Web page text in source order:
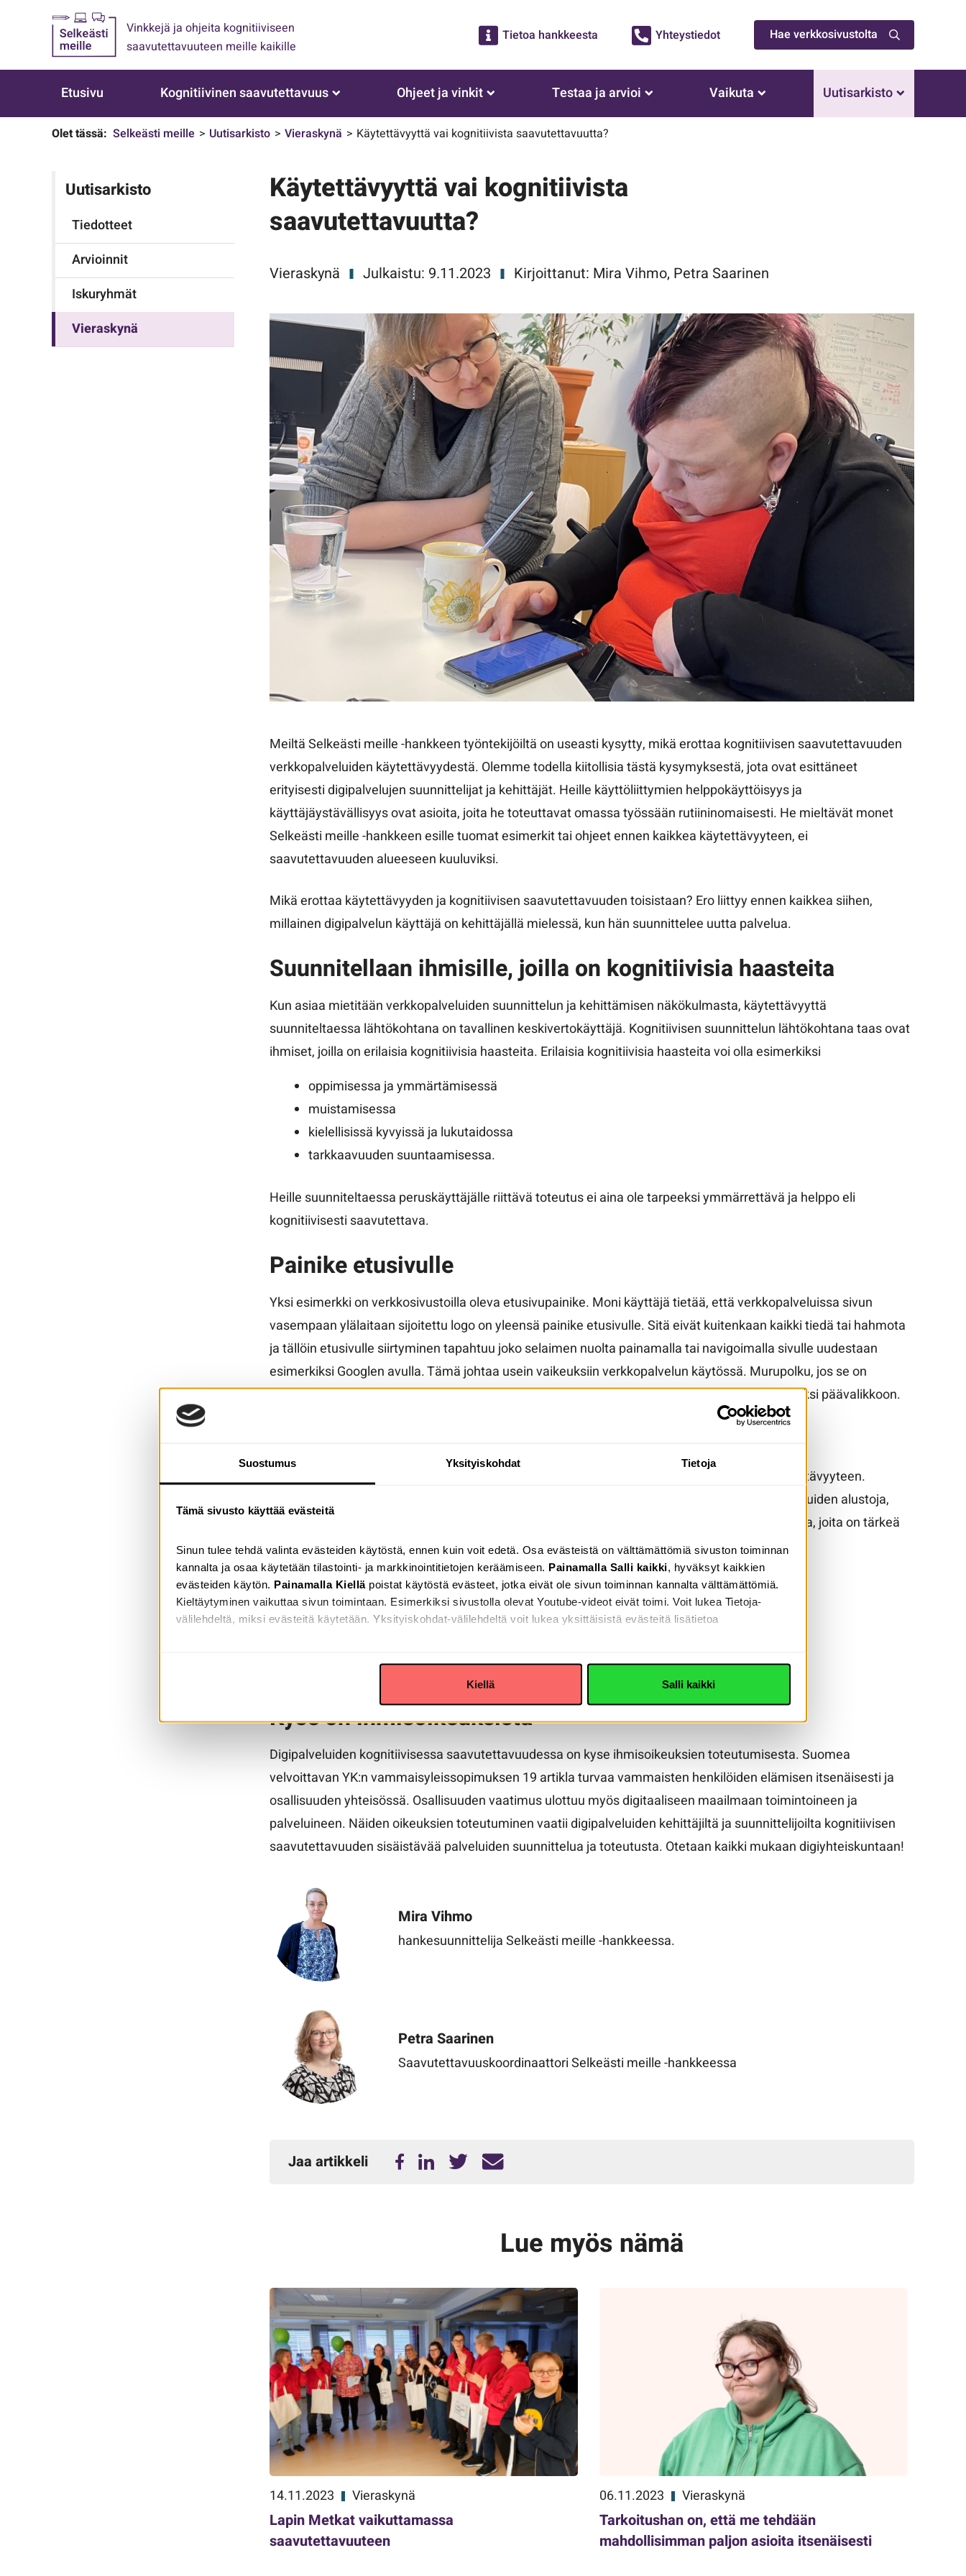
Suostumus Yksityiskohdat Tietoja
Tämä sivusto käyttää evästeitä
Sinun tulee tehdä valinta evästeiden käytöstä, ennen kuin voit edetä. Osa evästeistä on välttämättömiä sivuston toiminnan
kannalta ja osaa käytetään tilastointi- ja markkinointitietojen keräämiseen. Painamalla Salli kaikki, hyväksyt kaikkien
evästeiden käytön. Painamalla Kielläpoistat käytöstä evästeet, jotka eivät ole sivun toiminnan kannalta välttämättömiä.
Kieltäytyminen vaikuttaa sivun toimintaan. Esimerkiksi sivustolla olevat Youtube-videot eivät toimi. Voit lukea Tietoja-
välilehdeltä, miksi evästeitä käytetään. Yksityiskohdat-välilehdeltä voit lukea yksittäisistä evästeitä lisätietoa
Kiellä Salli kaikki
Vinkkejä ja ohjeita kognitiiviseen
saavutettavuuteen meille kaikille
Tietoa hankkeesta Yhteystiedot Hae verkkosivustolta
Etusivu Kognitiivinen saavutettavuus Ohjeet ja vinkit Testaa ja arvioi Vaikuta Uutisarkisto
Olet tässä: Selkeästi meille Uutisarkisto Vieraskynä Käytettävyyttä vai kognitiivista saavutettavuutta?
Uutisarkisto
Tiedotteet
Arvioinnit
Iskuryhmät
Vieraskynä
Käytettävyyttä vai kognitiivista
saavutettavuutta?
Vieraskynä Julkaistu: 9.11.2023 Kirjoittanut: Mira Vihmo, Petra Saarinen
Meiltä Selkeästi meille -hankkeen työntekijöiltä on useasti kysytty, mikä erottaa kognitiivisen saavutettavuuden
verkkopalveluiden käytettävyydestä. Olemme todella kiitollisia tästä kysymyksestä, jota ovat esittäneet
erityisesti digipalvelujen suunnittelijat ja kehittäjät. Heille käyttöliittymien helppokäyttöisyys ja
käyttäjäystävällisyys ovat asioita, joita he toteuttavat omassa työssään rutiininomaisesti. He mieltävät monet
Selkeästi meille -hankkeen esille tuomat esimerkit tai ohjeet ennen kaikkea käytettävyyteen, ei
saavutettavuuden alueeseen kuuluviksi.
Mikä erottaa käytettävyyden ja kognitiivisen saavutettavuuden toisistaan? Ero liittyy ennen kaikkea siihen,
millainen digipalvelun käyttäjä on kehittäjällä mielessä, kun hän suunnittelee uutta palvelua.
Suunnitellaan ihmisille, joilla on kognitiivisia haasteita
Kun asiaa mietitään verkkopalveluiden suunnittelun ja kehittämisen näkökulmasta, käytettävyyttä
suunniteltaessa lähtökohtana on tavallinen keskivertokäyttäjä. Kognitiivisen suunnittelun lähtökohtana taas ovat
ihmiset, joilla on erilaisia kognitiivisia haasteita. Erilaisia kognitiivisia haasteita voi olla esimerkiksi
oppimisessa ja ymmärtämisessä
muistamisessa
kielellisissä kyvyissä ja lukutaidossa
tarkkaavuuden suuntaamisessa.
Heille suunniteltaessa peruskäyttäjälle riittävä toteutus ei aina ole tarpeeksi ymmärrettävä ja helppo eli
kognitiivisesti saavutettava.
Painike etusivulle
Yksi esimerkki on verkkosivustoilla oleva etusivupainike. Moni käyttäjä tietää, että verkkopalveluissa sivun
vasempaan ylälaitaan sijoitettu logo on yleensä painike etusivulle. Sitä eivät kuitenkaan kaikki tiedä tai hahmota
ja tällöin etusivulle siirtyminen tapahtuu joko selaimen nuolta painamalla tai navigoimalla sivulle uudestaan
esimerkiksi Googlen avulla. Tämä johtaa usein vaikeuksiin verkkopalvelun käytössä. Murupolku, jos se on
riittävän näkyvä ja selkeä, auttaa joitakin käyttäjiä. Paras keino on lisätä etusivu omaksi otsikoksi päävalikkoon.
Perinteisesti kognitiivisen saavutettavuuden ajatellaan liittyvän lähinnä vain sisällön ymmärrettävyyteen.
Digipalveluiden kehittäjät ja suunnittelijat eivät yleensä tuota sisältöä. He rakentavat digipalveluiden alustoja,
joten on tärkeää, että he mahdollistavat selkeän ja ymmärrettävän sisällön tuottamisen. Asioita, joita on tärkeä
ottaa huomioon ovat esimerkiksi:
riittävän iso ja helppolukuinen fontti
sopiva rivinpituus
selkeät ja ymmärrettävät linkit
selkeät ja ymmärrettävät elementit sisällön jäsentelyyn.
Kyse on ihmisoikeuksista
Digipalveluiden kognitiivisessa saavutettavuudessa on kyse ihmisoikeuksien toteutumisesta. Suomea
velvoittavan YK:n vammaisyleissopimuksen 19 artikla turvaa vammaisten henkilöiden elämisen itsenäisesti ja
osallisuuden yhteisössä. Osallisuuden vaatimus ulottuu myös digitaaliseen maailmaan toimintoineen ja
palveluineen. Näiden oikeuksien toteutuminen vaatii digipalveluiden kehittäjiltä ja suunnittelijoilta kognitiivisen
saavutettavuuden sisäistävää palveluiden suunnittelua ja toteutusta. Otetaan kaikki mukaan digiyhteiskuntaan!
Mira Vihmo
hankesuunnittelija Selkeästi meille -hankkeessa.
Petra Saarinen
Saavutettavuuskoordinaattori Selkeästi meille -hankkeessa
Jaa artikkeli
Lue myös nämä
14.11.2023 Vieraskynä
Lapin Metkat vaikuttamassa
saavutettavuuteen
06.11.2023 Vieraskynä
Tarkoitushan on, että me tehdään
mahdollisimman paljon asioita itsenäisesti